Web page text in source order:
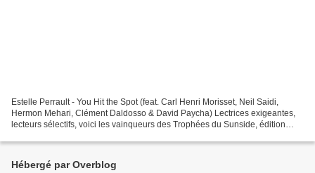
Estelle Perrault - You Hit the Spot (feat. Carl Henri Morisset, Neil Saidi,
Hermon Mehari, Clément Daldosso & David Paycha) Lectrices exigeantes,
lecteurs sélectifs, voici les vainqueurs des Trophées du Sunside, édition
Hébergé par Overblog